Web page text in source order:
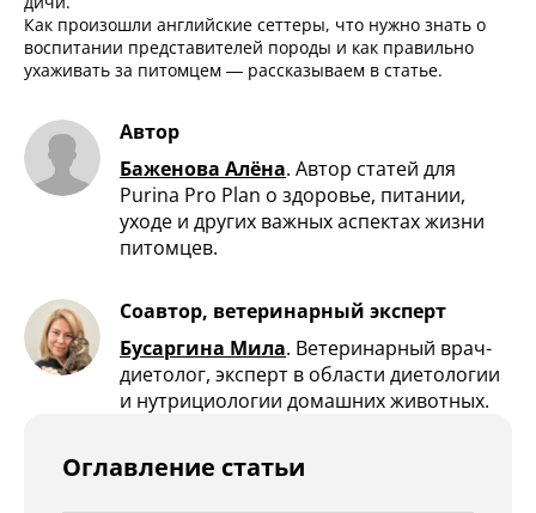
Как произошли английские сеттеры, что нужно знать о
воспитании представителей породы и как правильно
ухаживать за питомцем — рассказываем в статье.
Автор
Баженова Алёна. Автор статей для
Purina Pro Plan о здоровье, питании,
уходе и других важных аспектах жизни
питомцев.
Соавтор, ветеринарный эксперт
Бусаргина Мила. Ветеринарный врач-
диетолог, эксперт в области диетологии
и нутрициологии домашних животных.
Оглавление статьи